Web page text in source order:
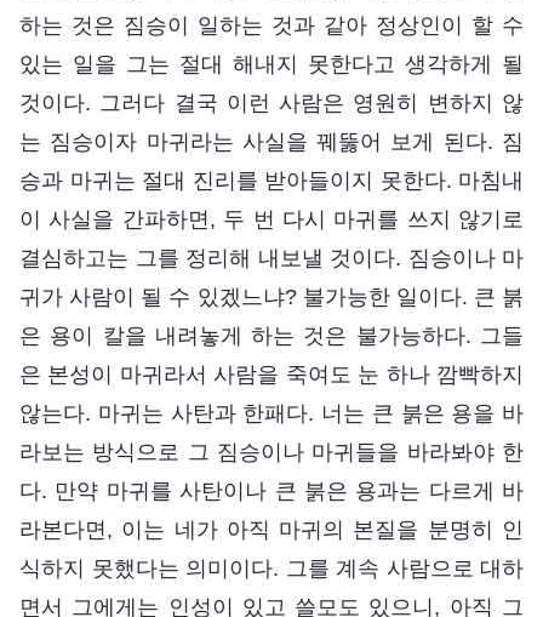
하는 것은 짐승이 일하는 것과 같아 정상인이 할 수
있는 일을 그는 절대 해내지 못한다고 생각하게 될
것이다. 그러다 결국 이런 사람은 영원히 변하지 않
는 짐승이자 마귀라는 사실을 꿰뚫어 보게 된다. 짐
승과 마귀는 절대 진리를 받아들이지 못한다. 마침내
이 사실을 간파하면, 두 번 다시 마귀를 쓰지 않기로
결심하고는 그를 정리해 내보낼 것이다. 짐승이나 마
귀가 사람이 될 수 있겠느냐? 불가능한 일이다. 큰 붉
은 용이 칼을 내려놓게 하는 것은 불가능하다. 그들
은 본성이 마귀라서 사람을 죽여도 눈 하나 깜빡하지
않는다. 마귀는 사탄과 한패다. 너는 큰 붉은 용을 바
라보는 방식으로 그 짐승이나 마귀들을 바라봐야 한
다. 만약 마귀를 사탄이나 큰 붉은 용과는 다르게 바
라본다면, 이는 네가 아직 마귀의 본질을 분명히 인
식하지 못했다는 의미이다. 그를 계속 사람으로 대하
면서 그에게는 인성이 있고 쓸모도 있으니, 아직 그